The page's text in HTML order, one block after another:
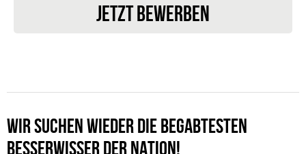
JETZT BEWERBEN
WIR SUCHEN WIEDER DIE BEGABTESTEN
BESSERWISSER DER NATION!